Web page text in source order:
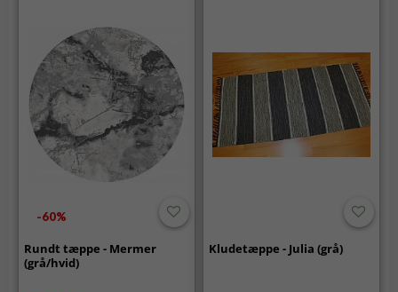
-60%
Rundt tæppe - Mermer
(grå/hvid)
Kludetæppe - Julia (grå)